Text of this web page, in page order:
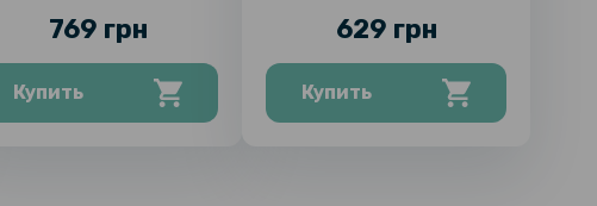
769 грн
Купить
629 грн
Купить